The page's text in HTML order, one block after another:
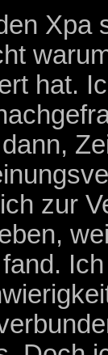
Xpa
hat.
zur